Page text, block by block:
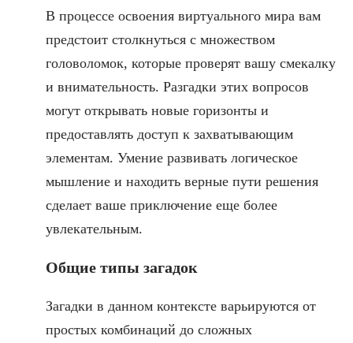
В процессе освоения виртуального мира вам
предстоит столкнуться с множеством
головоломок, которые проверят вашу смекалку
и внимательность. Разгадки этих вопросов
могут открывать новые горизонты и
предоставлять доступ к захватывающим
элементам. Умение развивать логическое
мышление и находить верные пути решения
сделает ваше приключение еще более
увлекательным.
Общие типы загадок
Загадки в данном контексте варьируются от
простых комбинаций до сложных